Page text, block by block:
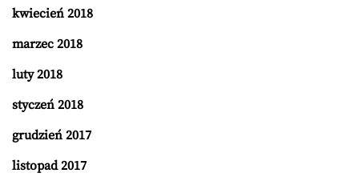
kwiecień 2018
marzec 2018
luty 2018
styczeń 2018
grudzień 2017
listopad 2017